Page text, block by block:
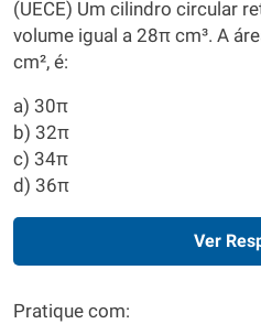
(UECE) Um cilindro circular
volume igual a 28π cm³. A
cm², é:
a) 30π
b) 32π
c) 34π
d) 36π
Ver
Pratique com: